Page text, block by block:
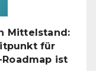
Level
heben
Mittelstand:
für
ist